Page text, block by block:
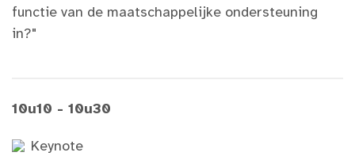
functie van de maatschappelijke ondersteuning
in?"
10u10 - 10u30
Keynote